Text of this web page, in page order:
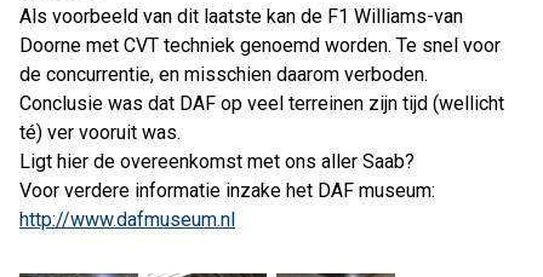
Als voorbeeld van dit laatste kan de F1 Williams-van
Doorne met CVT techniek genoemd worden. Te snel voor
de concurrentie, en misschien daarom verboden.
Conclusie was dat DAF op veel terreinen zijn tijd (wellicht
té) ver vooruit was.
Ligt hier de overeenkomst met ons aller Saab?
Voor verdere informatie inzake het DAF museum:
http://www.dafmuseum.nl